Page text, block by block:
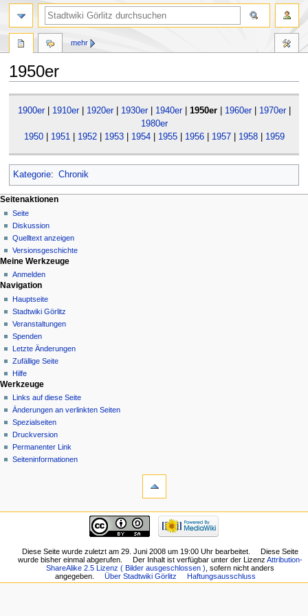
1950er
Navigation
Suche
1900er| 1910er| 1920er| 1930er| 1940er| 1950er| 1960er| 1970er|
1980er
1950| 1951| 1952| 1953| 1954| 1955| 1956| 1957| 1958| 1959
Kategorie: Chronik
Seitenaktionen
Seite
Diskussion
Quelltext anzeigen
Versionsgeschichte
mehr
Meine Werkzeuge
Anmelden
Navigation
Hauptseite
Stadtwiki Görlitz
Veranstaltungen
Spenden
Letzte Änderungen
Zufällige Seite
Hilfe
Werkzeuge
Links auf diese Seite
Änderungen an verlinkten Seiten
Spezialseiten
Druckversion
Permanenter Link
Seiten­informationen
Diese Seite wurde zuletzt am 29. Juni 2008 um 19:00 Uhr bearbeitet.
Diese Seite
wurde bisher einmal abgerufen.
Der Inhalt ist verfügbar unter der LizenzAttribution-
ShareAlike 2.5 Lizenz ( Bilder ausgeschlossen ) , sofern nicht anders
angegeben.
Über Stadtwiki Görlitz Haftungsausschluss